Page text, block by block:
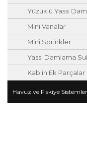
Yüzüklü Yassı
Mini Vanalar
Mini Sprinkler
Yassı Damlama
Kablin Ek Parçalar
Havuz ve Fıskiye